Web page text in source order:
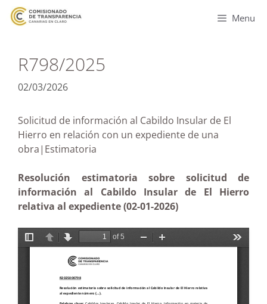
Menu
R798/2025
02/03/2026
Solicitud de información al Cabildo Insular de El
Hierro en relación con un expediente de una
obra|Estimatoria
Resolución estimatoria sobre solicitud de
información al Cabildo Insular de El Hierro
relativa al expediente (02-01-2026)